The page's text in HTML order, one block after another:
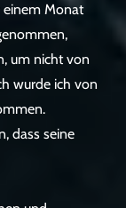
einem Monat
um nicht von
wurde ich von
dass seine